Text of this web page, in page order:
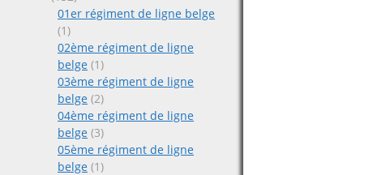
01er régiment de ligne belge
(1)
02ème régiment de ligne
belge (1)
03ème régiment de ligne
belge (2)
04ème régiment de ligne
belge (3)
05ème régiment de ligne
belge (1)